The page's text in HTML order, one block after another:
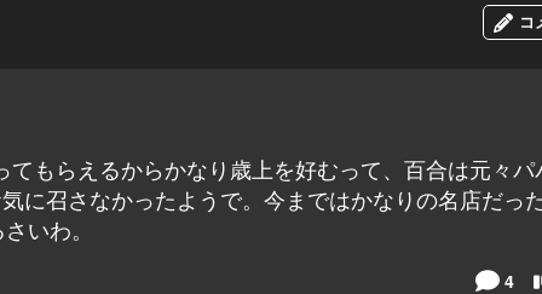
コ
もらえるからかなり歳上を好むって、百合は元々パ
に召さなかったようで。今まではかなりの名店だっ
いわ。
4